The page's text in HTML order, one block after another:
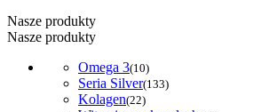
Nasze produkty
Nasze produkty
Omega 3(10)
Seria Silver(133)
Kolagen(22)